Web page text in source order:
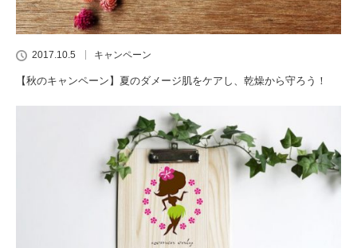
2017.10.5 キャンペーン
【秋のキャンペーン】夏のダメージ肌をケアし、乾燥から守ろう！